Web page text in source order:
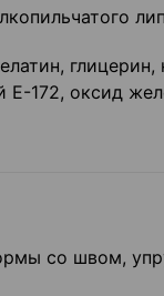
глицерин,
172, оксид
со швом,